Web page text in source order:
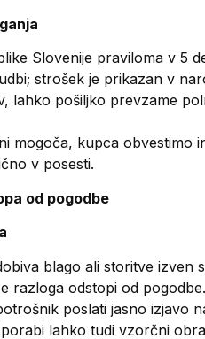
Slovenije praviloma v 5
strošek je prikazan v
lahko pošiljko prevzame
mogoča, kupca obvestimo
v posesti.
od pogodbe
blago ali storitve izven
razloga odstopi od pogodbe.
poslati jasno izjavo
lahko tudi vzorčni